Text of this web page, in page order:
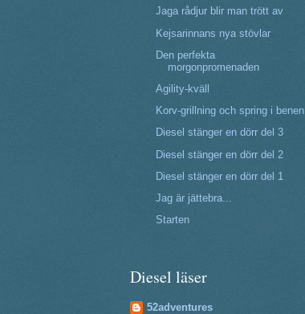
Jaga rådjur blir man trött av
Kejsarinnans nya stövlar
Den perfekta
morgonpromenaden
Agility-kväll
Korv-grillning och spring i benen
Diesel stänger en dörr del 3
Diesel stänger en dörr del 2
Diesel stänger en dörr del 1
Jag är jättebra...
Starten
Diesel läser
52adventures